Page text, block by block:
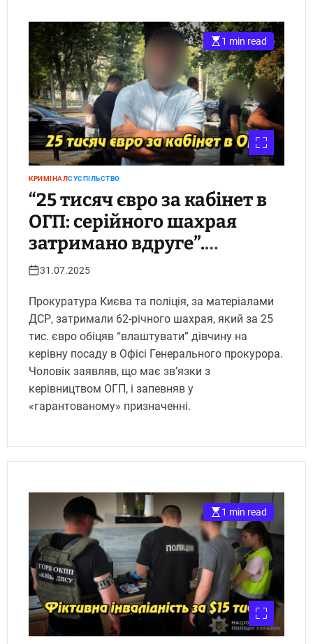
1 min read
КРИМІНАЛСУСПІЛЬСТВО
“25 тисяч євро за кабінет в
ОГП: серійного шахрая
затримано вдруге”.
Укрінфопрес.
31.07.2025
Прокуратура Києва та поліція, за матеріалами
ДСР, затримали 62-річного шахрая, який за 25
тис. євро обіцяв “влаштувати” дівчину на
керівну посаду в Офісі Генерального прокурора.
Чоловік заявляв, що має зв’язки з
керівництвом ОГП, і запевняв у
«гарантованому» призначенні.
1 min read